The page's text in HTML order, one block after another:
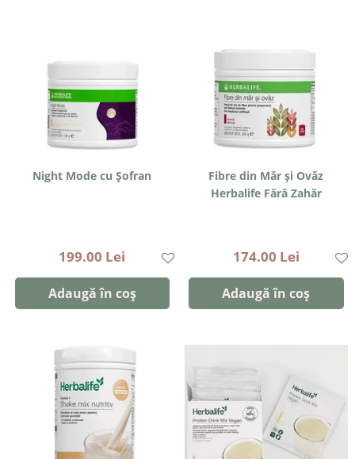
Night Mode cu Șofran
199.00 Lei
Adaugă în coș
Fibre din Măr și Ovăz
Herbalife Fără Zahăr
174.00 Lei
Adaugă în coș